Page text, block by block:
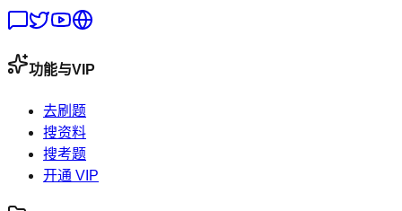
功能与VIP
去刷题
搜资料
搜考题
开通 VIP